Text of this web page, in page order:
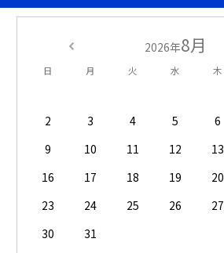
2026年8月
日 月 火 水 木
2
3 4 5 6
9
10 11 12 13
16
17 18 19 20
23
24 25 26 27
30
31